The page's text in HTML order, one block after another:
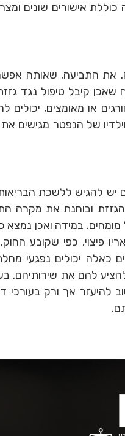
אישורים שונים
את התביעה, שאותה
שאכן קיבל טיפול נגד
או מאומצים, יכולים
של הנפטר מגישים
יש להגיש ללשכת
ובוחנת את מקרה
מומחים. במידה ואכן
פיצוי, כפי שקובע
כאלה יכולים נפגעי
להם את שירותיהם.
אך ורק בעורכי דין